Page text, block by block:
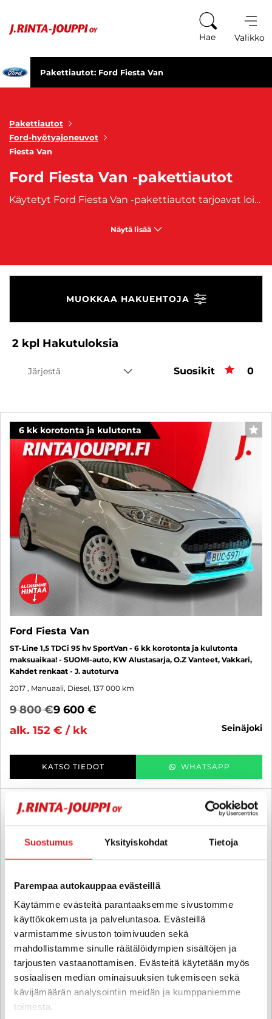
Suostumus Yksityiskohdat Tietoja
Parempaa autokauppaa evästeillä
Käytämme evästeitä parantaaksemme sivustomme
käyttökokemusta ja palveluntasoa. Evästeillä
varmistamme sivuston toimivuuden sekä
mahdollistamme sinulle räätälöidympien sisältöjen ja
tarjousten vastaanottamisen. Evästeitä käytetään myös
sosiaalisen median ominaisuuksien tukemiseen sekä
kävijämäärän analysointiin meidän ja kumppaniemme
toimesta.
Hae Valikko
Pakettiautot: Ford Fiesta Van
Pakettiautot
Ford-hyötyajoneuvot
Fiesta Van
Ford Fiesta Van -pakettiautot
Käytetyt Ford Fiesta Van -pakettiautot tarjoavat loistavan yhdistelmän taloudellisuutta, ketteryyttä ja käytännöllisyyttä kompaktissa muodossa. Tämä pieni pakettiauto on suunniteltu erityisesti kaupunkiajoon ja kevyisiin kuljetustarpeisiin, mutta se tarjoaa samalla riittävästi tavaratilaa ja ajomukavuutta, mikä tekee siitä monipuolisen työauton pienyrittäjille ja ammattilaisille, jotka tarvitsevat kompaktin mutta tehokkaan ajoneuvon päivittäisiin kuljetuksiin. Ford Fiesta Van -vaihtoautot perustuvat suosittuun
Näytä lisää
MUOKKAA HAKUEHTOJA
2 kpl Hakutuloksia
Järjestä Suosikit 0
6 kk korotonta ja kulutonta
Ford Fiesta Van
ST-Line 1,5 TDCi 95 hv SportVan - 6 kk korotonta ja kulutonta
maksuaikaa! - SUOMI-auto, KW Alustasarja, O.Z Vanteet, Vakkari,
Kahdet renkaat - J. autoturva
2017 , Manuaali, Diesel, 137 000 km
9 800 €9 600 €
alk. 152 € / kk
seinäjoki
KATSO TIEDOT WHATSAPP
6 kk korotonta ja kulutonta
Ford Fiesta Van